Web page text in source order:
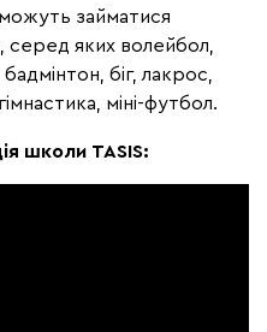
займатися
, серед яких волейбол,
біг, лакрос,
міні-футбол.
школи TASIS: